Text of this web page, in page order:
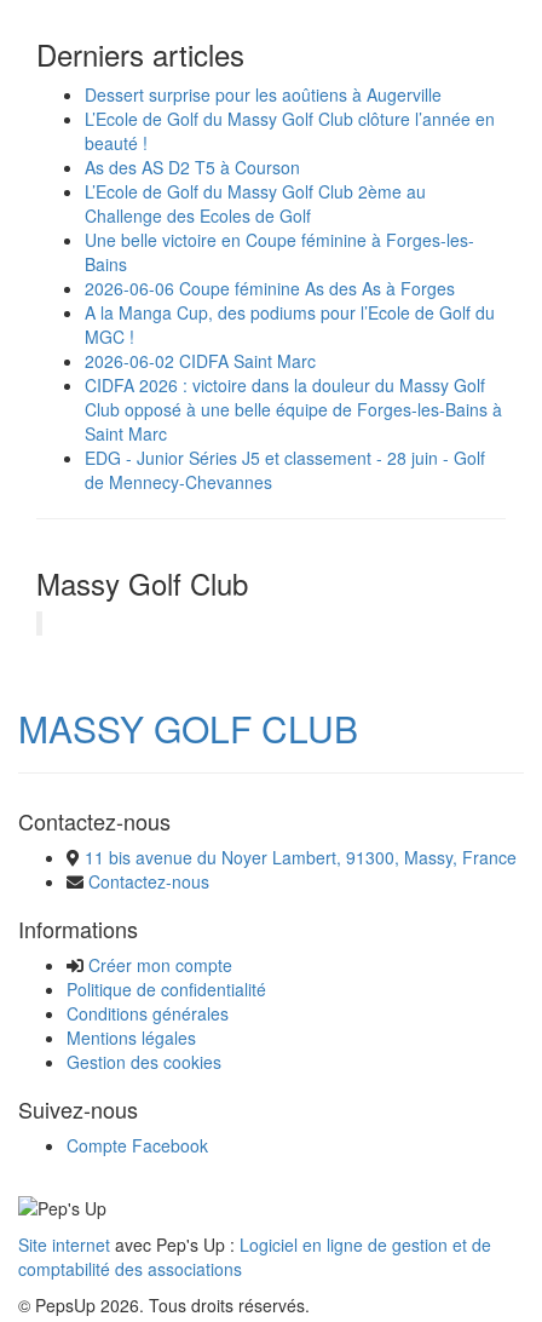
Derniers articles
Dessert surprise pour les aoûtiens à Augerville
L’Ecole de Golf du Massy Golf Club clôture l’année en
beauté !
As des AS D2 T5 à Courson
L’Ecole de Golf du Massy Golf Club 2ème au
Challenge des Ecoles de Golf
Une belle victoire en Coupe féminine à Forges-les-
Bains
2026-06-06 Coupe féminine As des As à Forges
A la Manga Cup, des podiums pour l’Ecole de Golf du
MGC !
2026-06-02 CIDFA Saint Marc
CIDFA 2026 : victoire dans la douleur du Massy Golf
Club opposé à une belle équipe de Forges-les-Bains à
Saint Marc
EDG - Junior Séries J5 et classement - 28 juin - Golf
de Mennecy-Chevannes
Massy Golf Club
MASSY GOLF CLUB
Contactez-nous
11 bis avenue du Noyer Lambert, 91300, Massy, France
Contactez-nous
Informations
Créer mon compte
Politique de confidentialité
Conditions générales
Mentions légales
Gestion des cookies
Suivez-nous
Compte Facebook
Site internet avec Pep's Up : Logiciel en ligne de gestion et de
comptabilité des associations
© PepsUp 2026. Tous droits réservés.